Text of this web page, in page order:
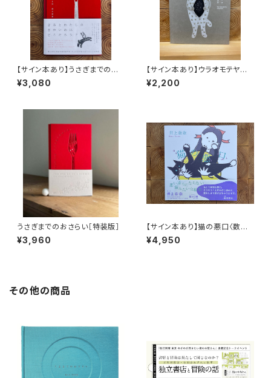
【サイン本あり】うさぎまでのお
さらい［通常版］
¥3,080
【サイン本あり】ウラオモテヤマ
ネコ
¥2,200
うさぎまでのおさらい［特装版］
¥3,960
【サイン本あり】猫の悪口〈数量
限定・オリジナルトート付き〉
¥4,950
その他の商品